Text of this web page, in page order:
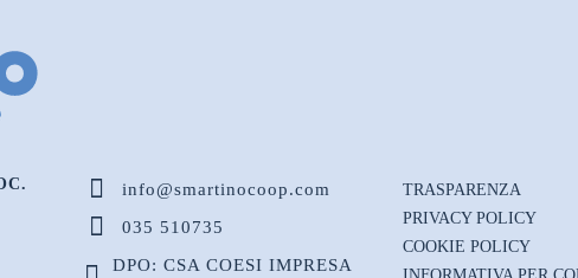
info@smartinocoop.com
035 510735
DPO: CSA COESI IMPRESA
TRASPARENZA
PRIVACY POLICY
COOKIE POLICY